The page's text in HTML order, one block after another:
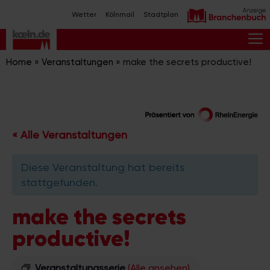
Inhalt
springen
Wetter Kölnmail Stadtplan
Home » Veranstaltungen » make the secrets productive!
« Alle Veranstaltungen
Diese Veranstaltung hat bereits
stattgefunden.
make the secrets
productive!